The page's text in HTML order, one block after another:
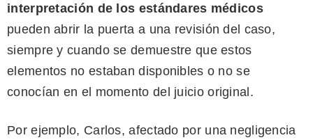
interpretación de los estándares médicos
pueden abrir la puerta a una revisión del caso,
siempre y cuando se demuestre que estos
elementos no estaban disponibles o no se
conocían en el momento del juicio original.
Por ejemplo, Carlos, afectado por una negligencia